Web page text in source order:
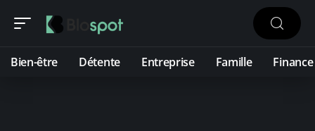
Bien-être Détente Entreprise Famille Finance